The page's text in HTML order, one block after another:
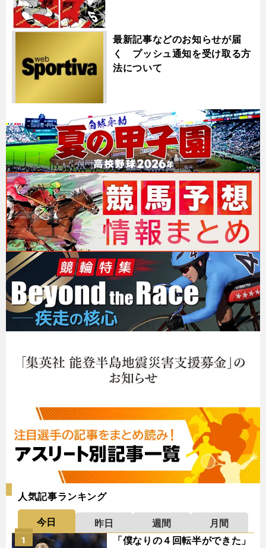
最新記事などのお知らせが届
く プッシュ通知を受け取る方
法について
人気記事ランキング
今日 昨日 週間
月間
「僕なりの４回転半ができた」
1